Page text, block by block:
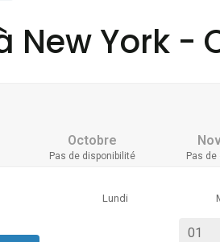
New York -
Octobre
Pas de disponibilité Pas
Lundi
01